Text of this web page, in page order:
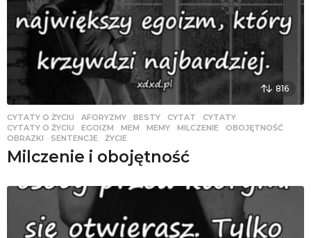
816
CYTATY O ŻYCIU AFORYZMY ,BESTY ,CYTAT ,CYTATY
CYTATY O ŻYCIU
,EGOIZM ,MEM ,MEMY ,MILCZENIE ,OBOJĘTNOŚĆ
OBRAZKI
,SENTENCJE ,ŻYCIE
Milczenie i obojętność